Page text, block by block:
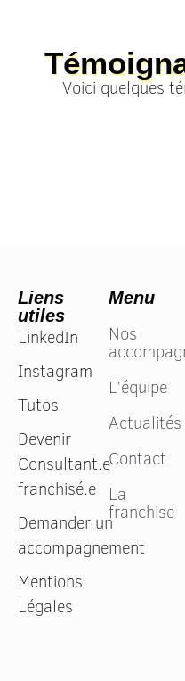
Voici quelques
Menu
Nos
L’équipe
Actualités
Contact
La
franchise
Liens
utiles
LinkedIn
Instagram
Tutos
Devenir
Consultant.e
franchisé.e
Demander un
accompagnement
Mentions
Légales